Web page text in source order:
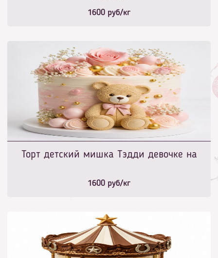
1600 руб/кг
Торт детский мишка Тэдди девочке на
1600 руб/кг